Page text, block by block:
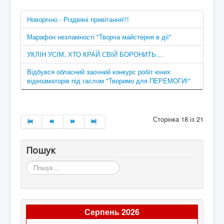
Новорічно - Різдвяні привітання!!!
Марафон незламності "Творча майстерня в дії"
УКЛІН УСІМ, ХТО КРАЙ СВІЙ БОРОНИТЬ…
Відбувся обласний заочний конкурс робіт юних
відеоаматорів під гаслом "Творимо для ПЕРЕМОГИ!"
Сторінка 18 із 21
Пошук
Пошук...
Серпень 2026